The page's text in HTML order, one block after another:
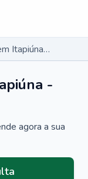
Pneumologista em Itapiúna - CE
-
agora a sua